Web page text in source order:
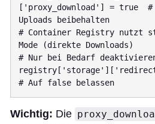
['proxy_download'] = true
Uploads beibehalten
# Container Registry nutzt
Mode (direkte Downloads)
# Nur bei Bedarf
Wichtig: Die